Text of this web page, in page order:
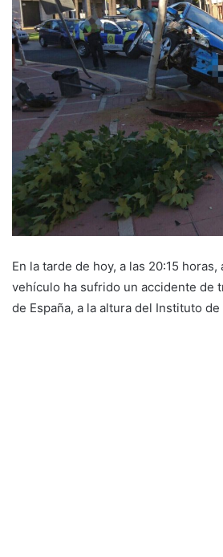
En la tarde de hoy, a las 20:15
vehículo ha sufrido un accidente de
de España, a la altura del Instituto de